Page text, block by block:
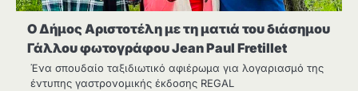
Ο Δήμος Αριστοτέλη με τη ματιά του διάσημου
Γάλλου φωτογράφου Jean Paul Fretillet
Ένα σπουδαίο ταξιδιωτικό αφιέρωμα για λογαριασμό της
έντυπης γαστρονομικής έκδοσης REGAL